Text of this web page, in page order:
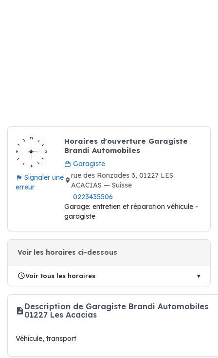
Signaler une
erreur
Horaires d'ouverture Garagiste
Brandi Automobiles
Garagiste
rue des Ronzades 3, 01227 LES
ACACIAS — Suisse
0223435506
Garage: entretien et réparation véhicule -
garagiste
Voir les horaires ci-dessous
Voir tous les horaires
Description de Garagiste Brandi Automobiles
01227 Les Acacias
Véhicule, transport